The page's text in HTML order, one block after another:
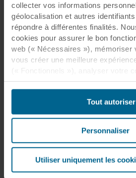
collecter vos informations
géolocalisation et autres
répondre à différentes finalités.
cookies pour assurer le bon
web (« Nécessaires »), mémoriser
vous créer une meilleure
optimiser les sites web («
contenu et nos publicités sur les
sites web externes en fonction de
sur nos sites web (« Marketing »).
à nos partenaires de réseaux
d’analyse. Nos partenaires
combiner ces données avec
leur auraient été fournies par le
Tout autoriser
Personnaliser
Utiliser uniquement les
Voir le produit
Télécharger la fiche technique